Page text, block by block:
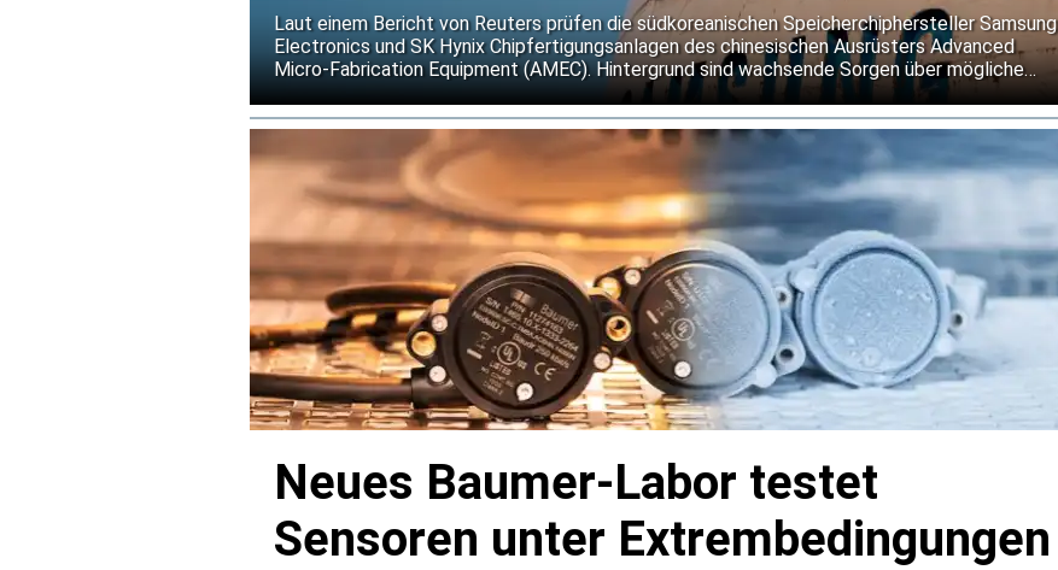
Laut einem Bericht von Reuters prüfen die südkoreanischen Speicherchiphersteller Samsung
Electronics und SK Hynix Chipfertigungsanlagen des chinesischen Ausrüsters Advanced
Micro-Fabrication Equipment (AMEC). Hintergrund sind wachsende Sorgen über mögliche
weitere Verschärfungen der US-Exportkontrollen für Halbleitertechnologie.
Neues Baumer-Labor testet
Sensoren unter Extrembedingungen